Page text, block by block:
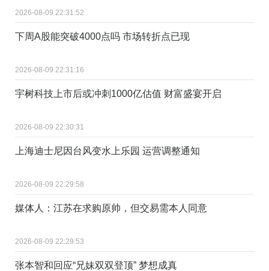
2026-08-09 22:31:52
下周A股能突破4000点吗 市场转折点已现
2026-08-09 22:31:16
宇树科技上市后或冲刺1000亿估值 财富盛宴开启
2026-08-09 22:30:31
上海迪士尼因台风变水上乐园 运营调整通知
2026-08-09 22:29:58
媒体人：江苏在求购原帅，但交易需本人同意
2026-08-09 22:29:53
张本智和回应“兄妹双双登顶” 梦想成真